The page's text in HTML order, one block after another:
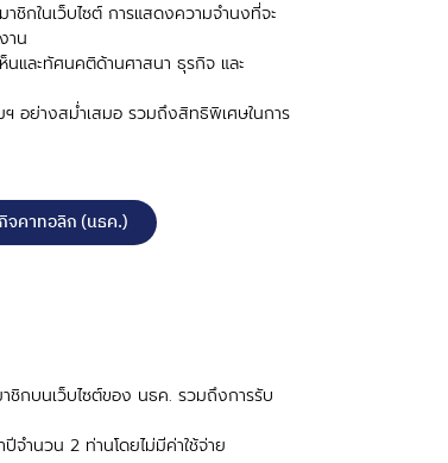
ชิกในเว็บไซต์ การแสดงความจํานงที่จะ
าน
และทัศนคติด้านศาสนา ธุรกิจ และ
ฯ อย่างสม่ำเสมอ รวมถึงสิทธิพิเศษในการ
คาทอลิก (นธค.)
กบนเว็บไซต์ของ นธค. รวมถึงการรับ
ำนวน 2 ท่านโดยไม่มีค่าใช้จ่าย